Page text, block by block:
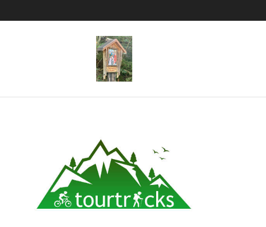
Tourtricks.de